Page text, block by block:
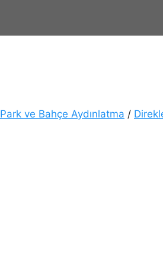
Park ve Bahçe Aydınlatma /